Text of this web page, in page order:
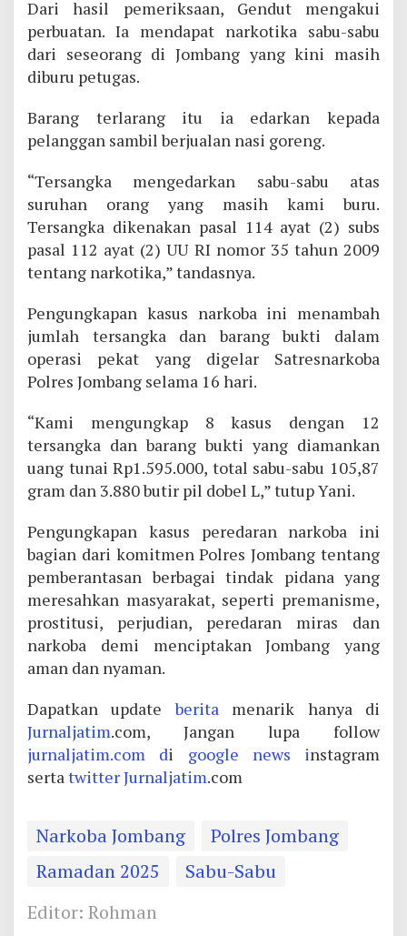
Dari hasil pemeriksaan, Gendut mengakui
perbuatan. Ia mendapat narkotika sabu-sabu
dari seseorang di Jombang yang kini masih
diburu petugas.
Barang terlarang itu ia edarkan kepada
pelanggan sambil berjualan nasi goreng.
“Tersangka mengedarkan sabu-sabu atas
suruhan orang yang masih kami buru.
Tersangka dikenakan pasal 114 ayat (2) subs
pasal 112 ayat (2) UU RI nomor 35 tahun 2009
tentang narkotika,” tandasnya.
Pengungkapan kasus narkoba ini menambah
jumlah tersangka dan barang bukti dalam
operasi pekat yang digelar Satresnarkoba
Polres Jombang selama 16 hari.
“Kami mengungkap 8 kasus dengan 12
tersangka dan barang bukti yang diamankan
uang tunai Rp1.595.000, total sabu-sabu 105,87
gram dan 3.880 butir pil dobel L,” tutup Yani.
Pengungkapan kasus peredaran narkoba ini
bagian dari komitmen Polres Jombang tentang
pemberantasan berbagai tindak pidana yang
meresahkan masyarakat, seperti premanisme,
prostitusi, perjudian, peredaran miras dan
narkoba demi menciptakan Jombang yang
aman dan nyaman.
Dapatkan updateberitamenarik hanya di
Jurnaljatim.com, Jangan lupa follow
jurnaljatim.com di google news instagram
sertatwitterJurnaljatim.com
Narkoba Jombang
Polres Jombang
Ramadan 2025
Sabu-Sabu
Editor: Rohman